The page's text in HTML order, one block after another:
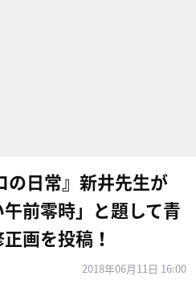
の日常』新井先生が
午前零時」と題して青
画を投稿！
2018年06月11日 16:00